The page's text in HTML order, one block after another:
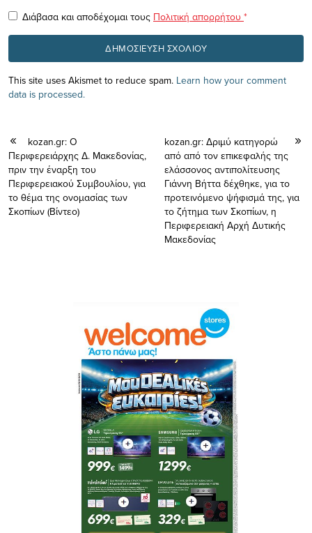
Διάβασα και αποδέχομαι τους Πολιτική απορρήτου *
This site uses Akismet to reduce spam. Learn how your comment
data is processed.
kozan.gr: O
Περιφερειάρχης Δ. Μακεδονίας,
πριν την έναρξη του
Περιφερειακού Συμβουλίου, για
το θέμα της ονομασίας των
Σκοπίων (Βίντεο)
kozan.gr: Δριμύ κατηγορώ
από από τον επικεφαλής της
ελάσσονος αντιπολίτευσης
Γιάννη Βήττα δέχθηκε, για το
προτεινόμενο ψήφισμά της, για
το ζήτημα των Σκοπίων, η
Περιφερειακή Αρχή Δυτικής
Μακεδονίας